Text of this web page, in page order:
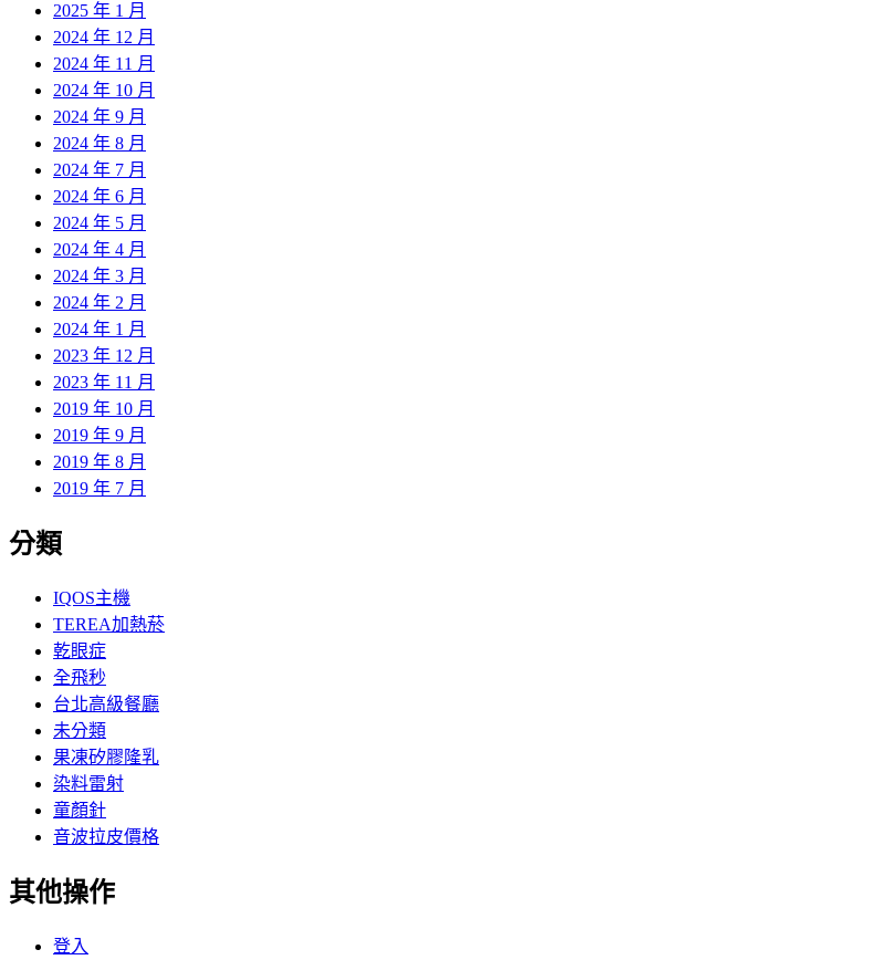
2025 年 1 月
2024 年 12 月
2024 年 11 月
2024 年 10 月
2024 年 9 月
2024 年 8 月
2024 年 7 月
2024 年 6 月
2024 年 5 月
2024 年 4 月
2024 年 3 月
2024 年 2 月
2024 年 1 月
2023 年 12 月
2023 年 11 月
2019 年 10 月
2019 年 9 月
2019 年 8 月
2019 年 7 月
分類
IQOS主機
TEREA加熱菸
乾眼症
全飛秒
台北高級餐廳
未分類
果凍矽膠隆乳
染料雷射
童顏針
音波拉皮價格
其他操作
登入